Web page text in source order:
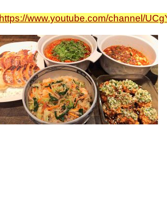
https://www.youtube.com/channel/